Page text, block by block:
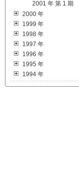
2001 年 第 1 期
2000 年
1999 年
1998 年
1997 年
1996 年
1995 年
1994 年